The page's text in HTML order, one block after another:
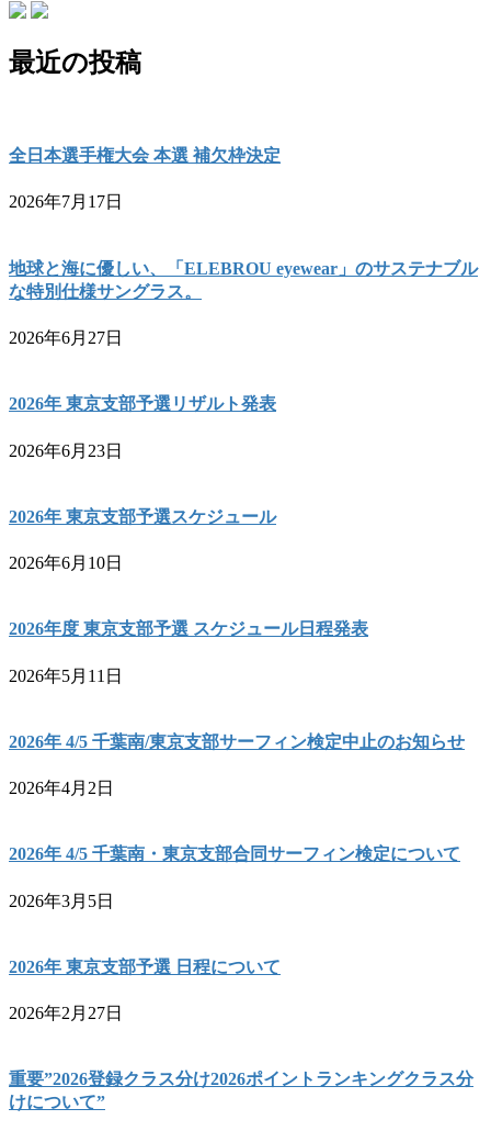
最近の投稿
全日本選手権大会 本選 補欠枠決定
2026年7月17日
地球と海に優しい、「ELEBROU eyewear」のサステナブル
な特別仕様サングラス。
2026年6月27日
2026年 東京支部予選リザルト発表
2026年6月23日
2026年 東京支部予選スケジュール
2026年6月10日
2026年度 東京支部予選 スケジュール日程発表
2026年5月11日
2026年 4/5 千葉南/東京支部サーフィン検定中止のお知らせ
2026年4月2日
2026年 4/5 千葉南・東京支部合同サーフィン検定について
2026年3月5日
2026年 東京支部予選 日程について
2026年2月27日
重要”2026登録クラス分け2026ポイントランキングクラス分
けについて”